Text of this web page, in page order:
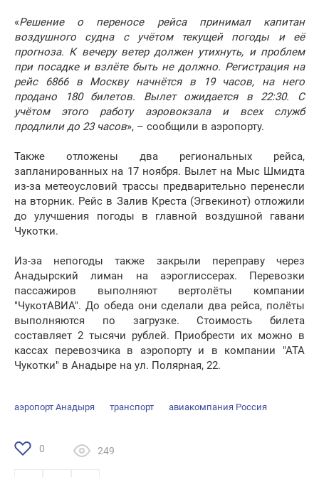
«Решение о переносе рейса принимал капитан
воздушного судна с учётом текущей погоды и её
прогноза. К вечеру ветер должен утихнуть, и проблем
при посадке и взлёте быть не должно. Регистрация на
рейс 6866 в Москву начнётся в 19 часов, на него
продано 180 билетов. Вылет ожидается в 22:30. С
учётом этого работу аэровокзала и всех служб
продлили до 23 часов», – сообщили в аэропорту.
Также отложены два региональных рейса,
запланированных на 17 ноября. Вылет на Мыс Шмидта
из-за метеоусловий трассы предварительно перенесли
на вторник. Рейс в Залив Креста (Эгвекинот) отложили
до улучшения погоды в главной воздушной гавани
Чукотки.
Из-за непогоды также закрыли переправу через
Анадырский лиман на аэроглиссерах. Перевозки
пассажиров выполняют вертолёты компании
"ЧукотАВИА". До обеда они сделали два рейса, полёты
выполняются по загрузке. Стоимость билета
составляет 2 тысячи рублей. Приобрести их можно в
кассах перевозчика в аэропорту и в компании "АТА
Чукотки" в Анадыре на ул. Полярная, 22.
аэропорт Анадыря транспорт авиакомпания Россия
0 249